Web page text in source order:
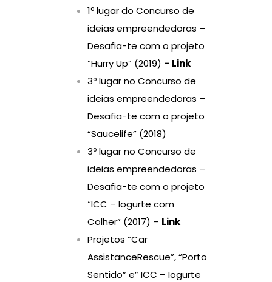
1º lugar do Concurso de
ideias empreendedoras –
Desafia-te com o projeto
“Hurry Up” (2019) – Link
3º lugar no Concurso de
ideias empreendedoras –
Desafia-te com o projeto
“Saucelife” (2018)
3º lugar no Concurso de
ideias empreendedoras –
Desafia-te com o projeto
“ICC – Iogurte com
Colher” (2017) – Link
Projetos “Car
AssistanceRescue”, “Porto
Sentido” e” ICC – Iogurte